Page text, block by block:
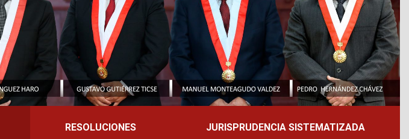
RESOLUCIONES JURISPRUDENCIA SISTEMATIZADA